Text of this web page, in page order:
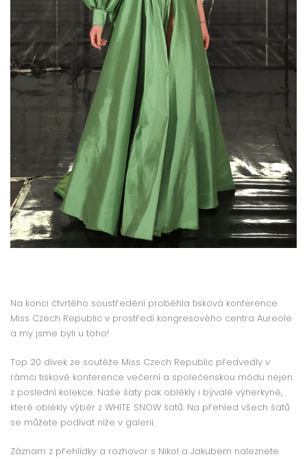
Na konci čtvrtého soustředění proběhla tisková konference
Miss Czech Republic v prostředí kongresového centra Aureole
a my jsme byli u toho!
Top 20 dívek ze soutěže Miss Czech Republic předvedly v
rámci tiskové konference večerní a společenskou módu nejen
z poslední kolekce. Naše šaty pak oblékly i bývalé výherkyně,
které oblékly výběr z WHITE SNOW šatů. Na přehled všech šatů
se můžete podívat níže v galerii.
Záznam z přehlídky a rozhovor s Nikol a Jakubem naleznete